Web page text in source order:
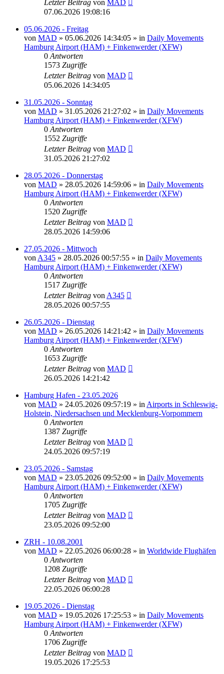
Letzter Beitrag von MAD
07.06.2026 19:08:16
05.06.2026 - Freitag
von MAD » 05.06.2026 14:34:05 » in Daily Movements
Hamburg Airport (HAM) + Finkenwerder (XFW)
0 Antworten
1573 Zugriffe
Letzter Beitrag von MAD
05.06.2026 14:34:05
31.05.2026 - Sonntag
von MAD » 31.05.2026 21:27:02 » in Daily Movements
Hamburg Airport (HAM) + Finkenwerder (XFW)
0 Antworten
1552 Zugriffe
Letzter Beitrag von MAD
31.05.2026 21:27:02
28.05.2026 - Donnerstag
von MAD » 28.05.2026 14:59:06 » in Daily Movements
Hamburg Airport (HAM) + Finkenwerder (XFW)
0 Antworten
1520 Zugriffe
Letzter Beitrag von MAD
28.05.2026 14:59:06
27.05.2026 - Mittwoch
von A345 » 28.05.2026 00:57:55 » in Daily Movements
Hamburg Airport (HAM) + Finkenwerder (XFW)
0 Antworten
1517 Zugriffe
Letzter Beitrag von A345
28.05.2026 00:57:55
26.05.2026 - Dienstag
von MAD » 26.05.2026 14:21:42 » in Daily Movements
Hamburg Airport (HAM) + Finkenwerder (XFW)
0 Antworten
1653 Zugriffe
Letzter Beitrag von MAD
26.05.2026 14:21:42
Hamburg Hafen - 23.05.2026
von MAD » 24.05.2026 09:57:19 » in Airports in Schleswig-
Holstein, Niedersachsen und Mecklenburg-Vorpommern
0 Antworten
1387 Zugriffe
Letzter Beitrag von MAD
24.05.2026 09:57:19
23.05.2026 - Samstag
von MAD » 23.05.2026 09:52:00 » in Daily Movements
Hamburg Airport (HAM) + Finkenwerder (XFW)
0 Antworten
1705 Zugriffe
Letzter Beitrag von MAD
23.05.2026 09:52:00
ZRH - 10.08.2001
von MAD » 22.05.2026 06:00:28 » in Worldwide Flughäfen
0 Antworten
1208 Zugriffe
Letzter Beitrag von MAD
22.05.2026 06:00:28
19.05.2026 - Dienstag
von MAD » 19.05.2026 17:25:53 » in Daily Movements
Hamburg Airport (HAM) + Finkenwerder (XFW)
0 Antworten
1706 Zugriffe
Letzter Beitrag von MAD
19.05.2026 17:25:53